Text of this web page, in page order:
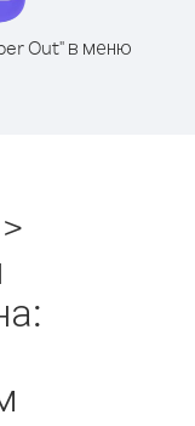
Out" в меню